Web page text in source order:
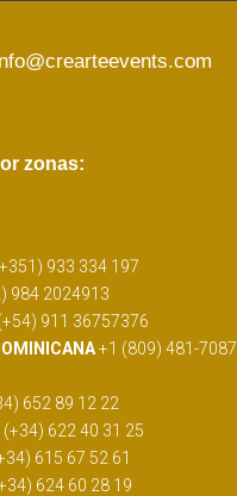
zonas:
933 334 197
984 2024913
911 36757376
+1 (809) 481-7087
652 89 12 22
622 40 31 25
615 67 52 61
624 60 28 19